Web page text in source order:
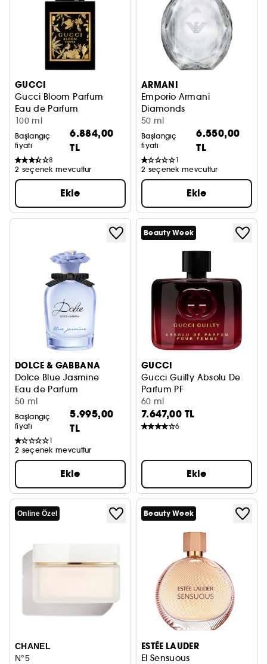
GUCCI
Gucci Bloom Parfum
Eau de Parfum
100 ml
Başlangıç
fiyatı
6.884,00
TL
8
2 seçenek mevcuttur
Ekle
ARMANI
Emporio Armani
Diamonds
Eau de Parfum
50 ml
Başlangıç
fiyatı
6.550,00
TL
1
2 seçenek mevcuttur
Ekle
DOLCE & GABBANA
Dolce Blue Jasmine
Eau de Parfum
50 ml
Başlangıç
fiyatı
5.995,00
TL
1
2 seçenek mevcuttur
Ekle
Beauty Week
GUCCI
Gucci Guilty Absolu De
Parfum PF
60 ml
7.647,00 TL
6
Ekle
Online Özel
CHANEL
N°5
Beauty Week
ESTÉE LAUDER
El Sensuous